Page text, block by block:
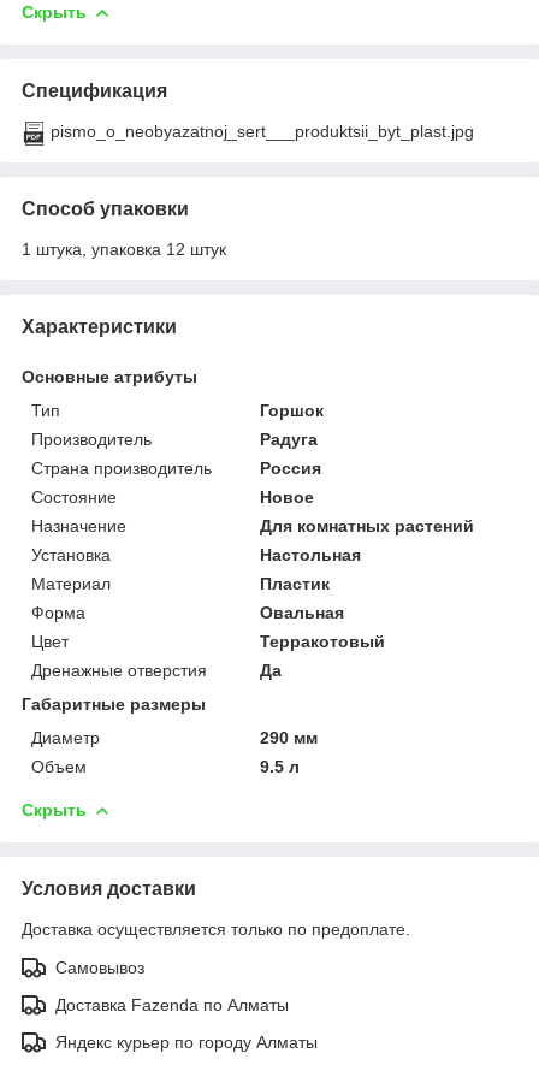
Скрыть
Спецификация
pismo_o_neobyazatnoj_sert___produktsii_byt_plast.jpg
Способ упаковки
1 штука, упаковка 12 штук
Характеристики
Основные атрибуты
Тип
Горшок
Производитель
Радуга
Страна производитель
Россия
Состояние
Новое
Назначение
Для комнатных растений
Установка
Настольная
Материал
Пластик
Форма
Овальная
Цвет
Терракотовый
Дренажные отверстия
Да
Габаритные размеры
Диаметр
290 мм
Объем
9.5 л
Скрыть
Условия доставки
Доставка осуществляется только по предоплате.
Самовывоз
Доставка Fazenda по Алматы
Яндекс курьер по городу Алматы